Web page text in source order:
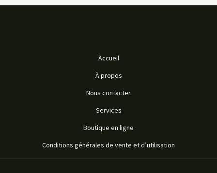
Accueil
À propos
Nous contacter
Services
Boutique en ligne
Conditions générales de vente et d’utilisation